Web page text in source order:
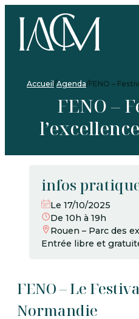
menu
contenu
Accueil /Agenda/FENO –
FENO –
infos
Le 17/10/2025
De 10h à 19h
Rouen – Parc des
Entrée libre et
FENO – Le
Normandie